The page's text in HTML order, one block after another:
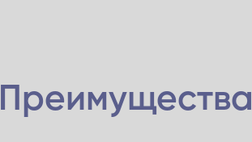
Преимущества